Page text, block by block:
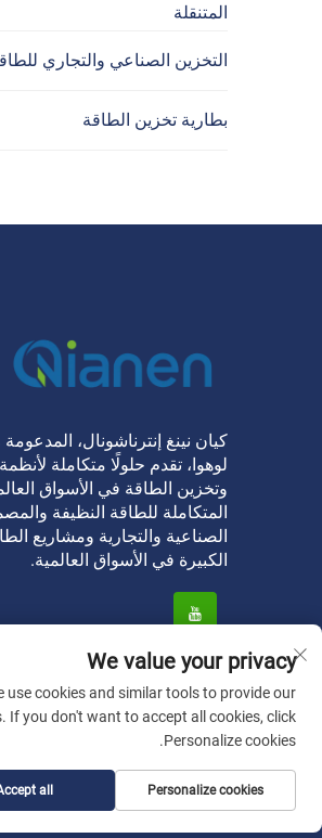
المتنقلة
التخزين الصناعي والتجاري
بطارية تخزين الطاقة
كيان نينغ إنترناشونال،
لوهوا، تقدم حلولًا متكاملة
وتخزين الطاقة في الأسواق
المتكاملة للطاقة النظيفة
الصناعية والتجارية ومشاريع
الكبيرة في الأسواق العالمية.
We value your privacy
use cookies and similar tools to provide our
If you don't want to accept all cookies, click
Personalize cookies.
Personalize cookies
all